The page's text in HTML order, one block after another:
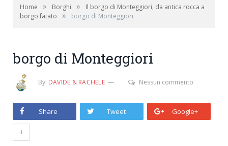
Home » Borghi »
Il borgo di Monteggiori, da antica rocca a
borgo fatato
» borgo di Monteggiori
borgo di Monteggiori
By DAVIDE & RACHELE Nessun commento
Share Tweet Google+
+